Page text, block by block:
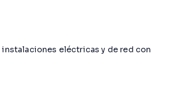
eléctricas y de red con